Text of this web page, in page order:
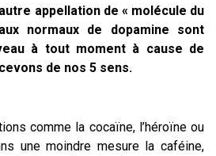
appellation de « molécule du
normaux de dopamine sont
à tout moment à cause de
de nos 5 sens.
comme la cocaïne, l’héroïne ou
une moindre mesure la caféine,